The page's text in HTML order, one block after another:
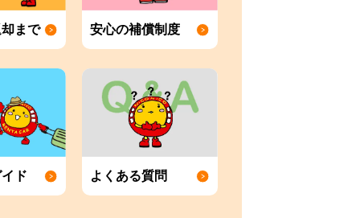
まで 安心の補償制度
ド よくある質問